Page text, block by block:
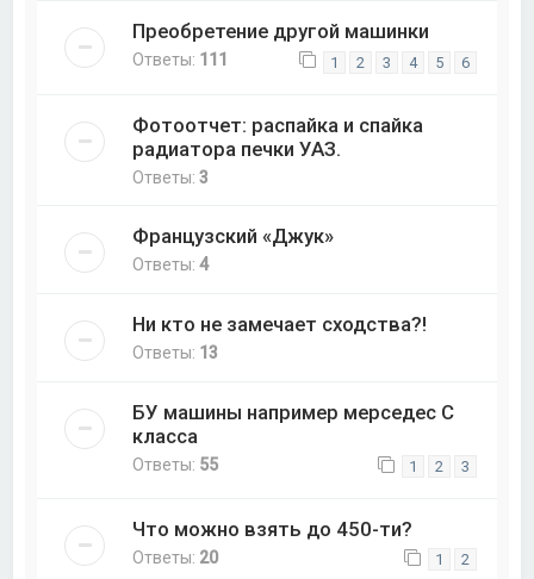
Преобретение другой машинки
Ответы: 111 1 2 3 4 5 6
Фотоотчет: распайка и спайка
радиатора печки УАЗ.
Ответы:3
Французский «Джук»
Ответы:4
Ни кто не замечает сходства?!
Ответы: 13
БУ машины например мерседес С
класса
Ответы: 55 1 2 3
Что можно взять до 450-ти?
Ответы: 20 1 2